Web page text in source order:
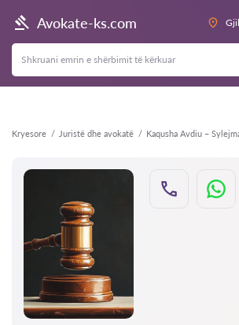
Avokate-ks.com
Kryesore Juristë dhe avokatë Kaqusha Avdiu –
Kthehu